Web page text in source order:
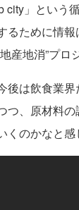
」という
るために情
地消”プロ
は飲食業
、原材料
のかなと感